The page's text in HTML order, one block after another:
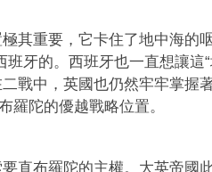
其重要，它卡住了地中海的
班牙的。西班牙也一直想讓這
戰中，英國也仍然牢牢掌握
羅陀的優越戰略位置。
直布羅陀的主權。大英帝國